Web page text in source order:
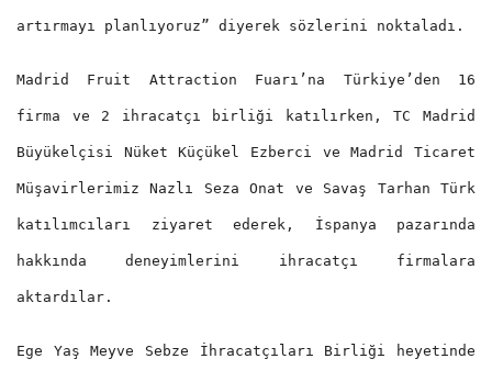
artırmayı planlıyoruz” diyerek sözlerini noktaladı.
Madrid Fruit Attraction Fuarı’na Türkiye’den 16
firma ve 2 ihracatçı birliği katılırken, TC Madrid
Büyükelçisi Nüket Küçükel Ezberci ve Madrid Ticaret
Müşavirlerimiz Nazlı Seza Onat ve Savaş Tarhan Türk
katılımcıları ziyaret ederek, İspanya pazarında
hakkında deneyimlerini ihracatçı firmalara
aktardılar.
Ege Yaş Meyve Sebze İhracatçıları Birliği heyetinde